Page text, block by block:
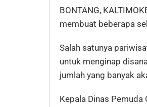
BONTANG,
membuat beberapa
Salah satunya
untuk menginap
jumlah yang banyak
Kepala Dinas